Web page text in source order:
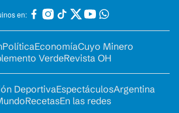
en:
PolíticaEconomíaCuyo Minero
VerdeRevista OH
DeportivaEspectáculosArgentina
RecetasEn las redes